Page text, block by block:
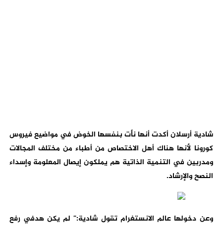
شادية أرسلان أكدت أنها نأت بنفسها الخوض في مواضيع فيروس
كورونا لأنها هناك أهل الاختصاص من أطباء من مختلف المجالات
ومدربين في التنمية الذاتية هم يملكون إيصال المعلومة وإسداء
النصح والإرشاد.
وعن دخولها عالم الانستغرام تقول شادية:” لم يكن هدفي رفع